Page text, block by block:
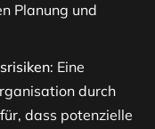
Planung und
: Eine
durch
dass potenzielle